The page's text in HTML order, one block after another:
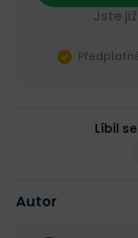
Jste
Líbil
Autor